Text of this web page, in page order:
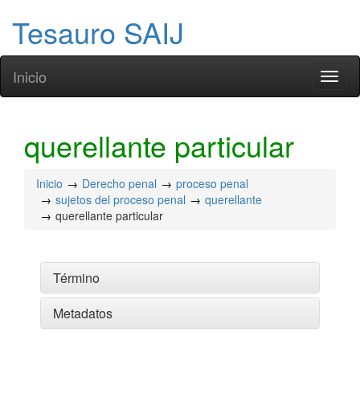
Tesauro SAIJ
Inicio
querellante particular
Inicio Derecho penal
proceso penal
sujetos del proceso penal
querellante
querellante particular
Término
Metadatos